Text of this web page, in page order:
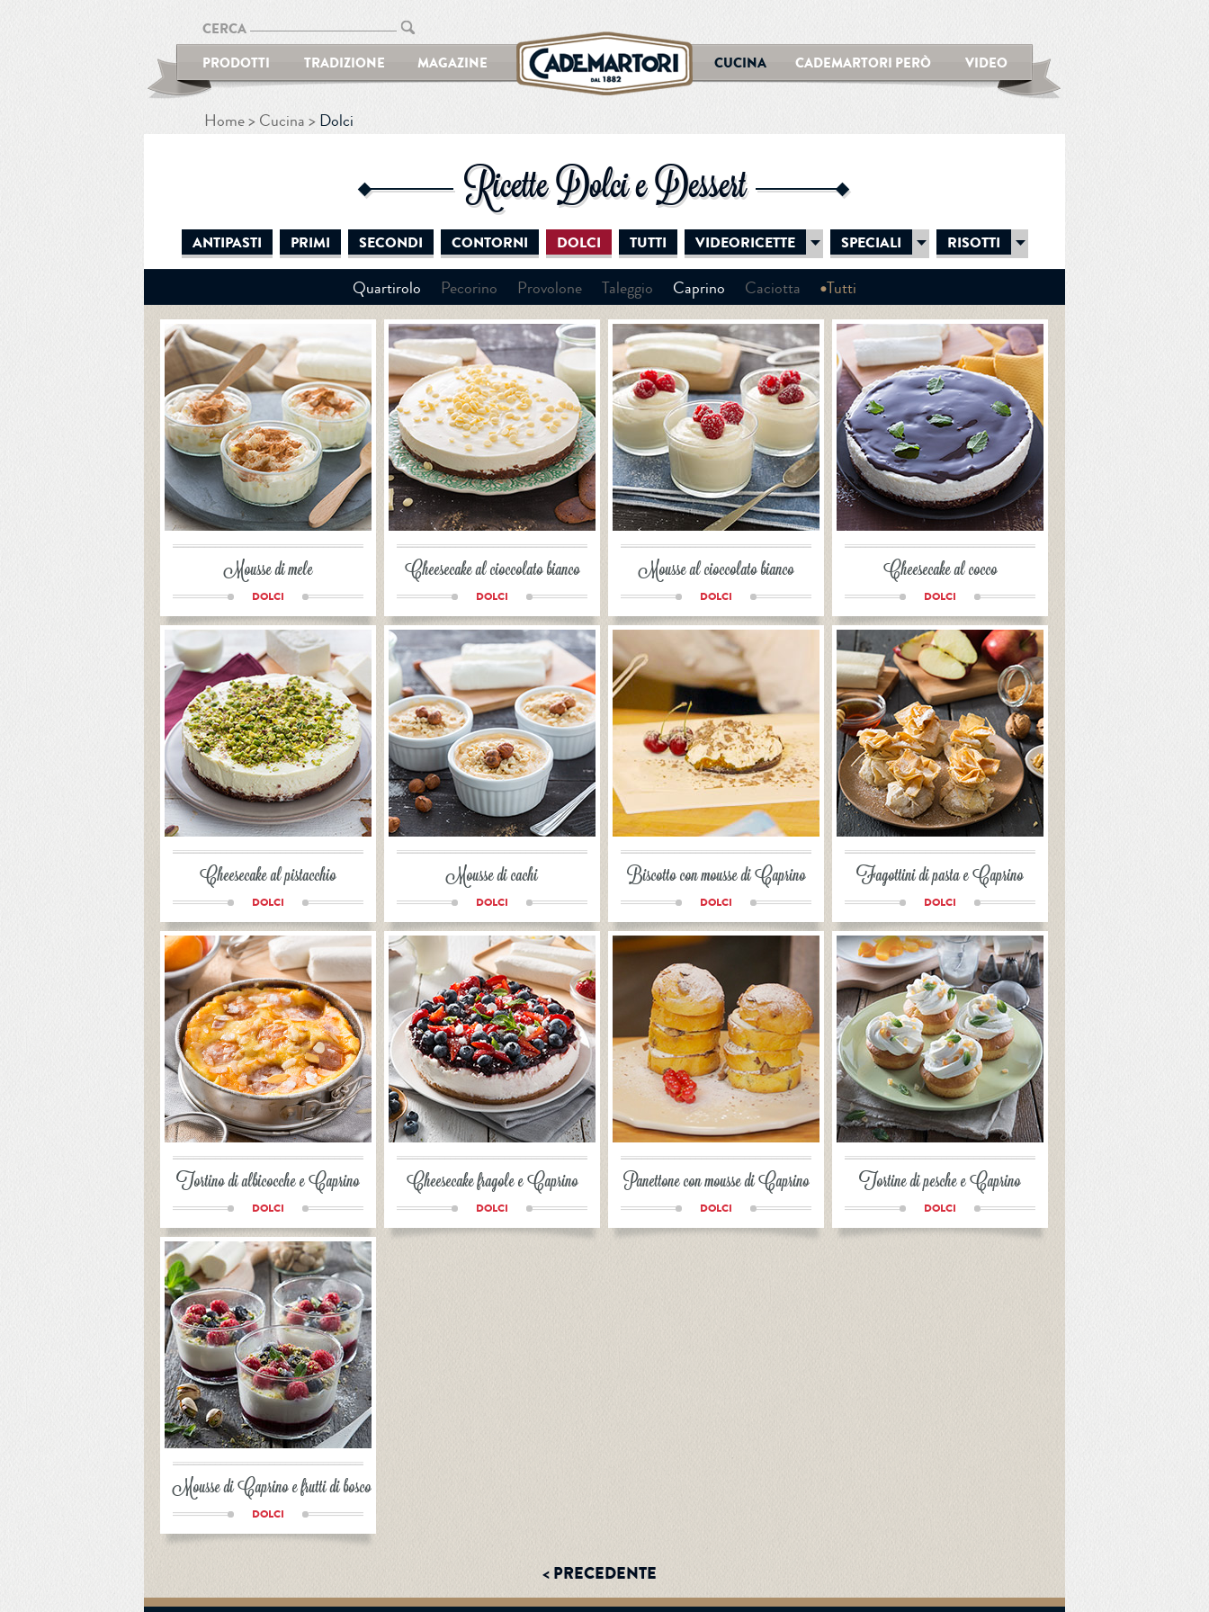
CERCA
PRODOTTI
TRADIZIONE MAGAZINE CUCINA CADEMARTORI PERÒ VIDEO
Home Cucina Dolci
Ricette Dolci e Dessert
ANTIPASTI PRIMI SECONDI CONTORNI DOLCI TUTTI VIDEORICETTE SPECIALI RISOTTI
Quartirolo Pecorino Provolone Taleggio Caprino Caciotta Tutti
Mousse di mele
DOLCI
Cheesecake al cioccolato bianco
DOLCI
Mousse al cioccolato bianco
DOLCI
Cheesecake al cocco
DOLCI
Cheesecake al pistacchio
DOLCI
Mousse di cachi
DOLCI
Biscotto con mousse di Caprino
DOLCI
Fagottini di pasta e Caprino
DOLCI
Tortino di albicocche e Caprino
DOLCI
Cheesecake fragole e Caprino
DOLCI
Panettone con mousse di Caprino
DOLCI
Tortine di pesche e Caprino
DOLCI
Mousse di Caprino e frutti di bosco
DOLCI
< PRECEDENTE